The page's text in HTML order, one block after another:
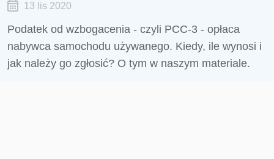
13 lis 2020
Podatek od wzbogacenia - czyli PCC-3 - opłaca
nabywca samochodu używanego. Kiedy, ile wynosi i
jak należy go zgłosić? O tym w naszym materiale.